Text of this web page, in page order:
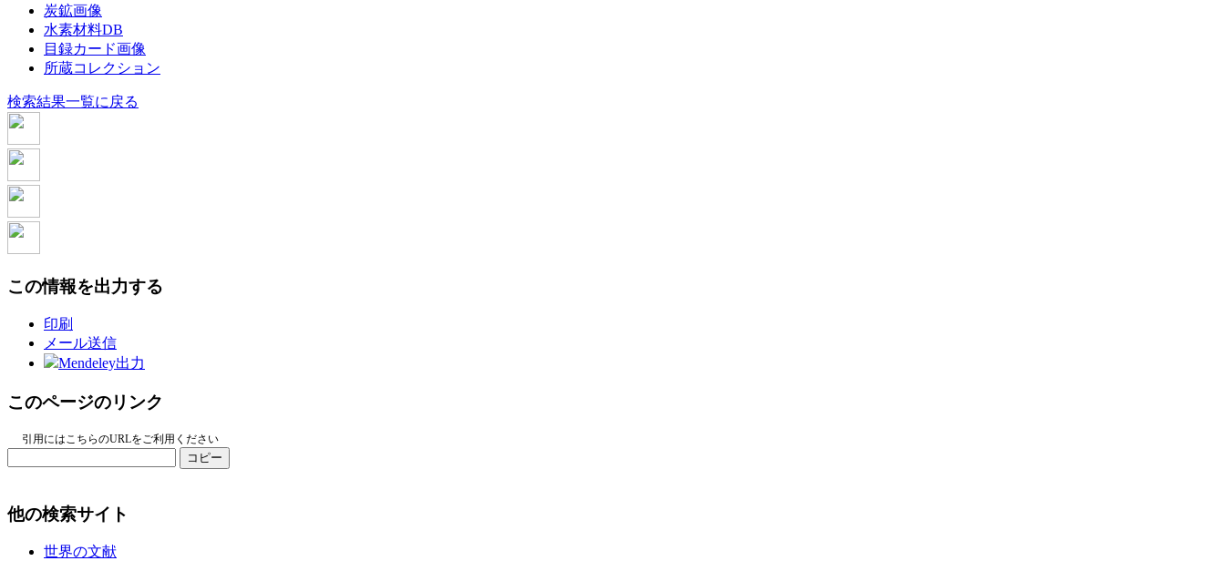
炭鉱画像
水素材料DB
目録カード画像
所蔵コレクション
検索結果一覧に戻る
この情報を出力する
印刷
メール送信
Mendeley出力
このページのリンク
引用にはこちらのURLをご利用ください
コピー
他の検索サイト
世界の文献